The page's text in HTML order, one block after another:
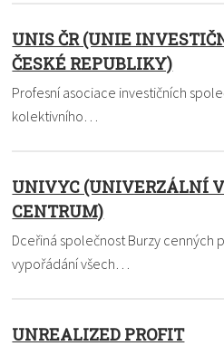
UNIS ČR (UNIE
ČESKÉ REPUBLIKY)
Profesní asociace investičních
kolektivního…
UNIVYC (UNIVERZÁLNÍ
CENTRUM)
Dceřiná společnost Burzy cenných
vypořádání všech…
UNREALIZED PROFIT